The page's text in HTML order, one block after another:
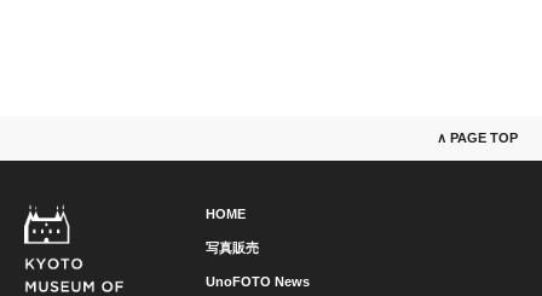
∧ PAGE TOP
HOME
写真販売
UnoFOTO News